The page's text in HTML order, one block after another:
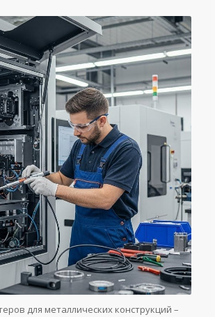
для металлических конструкций –